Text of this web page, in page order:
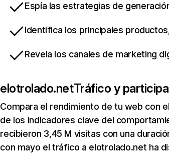
Espía las estrategias de
Identifica los principales
Revela los canales de marketing
elotrolado.netTráfico y
Compara el rendimiento de tu web con
de los indicadores clave del
recibieron 3,45 M visitas con una
con mayo el tráfico a elotrolado.net ha